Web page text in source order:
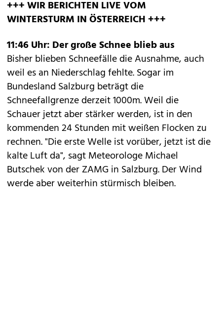
+++ WIR BERICHTEN LIVE VOM
WINTERSTURM IN ÖSTERREICH +++
11:46 Uhr: Der große Schnee blieb aus
Bisher blieben Schneefälle die Ausnahme, auch
weil es an Niederschlag fehlte. Sogar im
Bundesland Salzburg beträgt die
Schneefallgrenze derzeit 1000m. Weil die
Schauer jetzt aber stärker werden, ist in den
kommenden 24 Stunden mit weißen Flocken zu
rechnen. "Die erste Welle ist vorüber, jetzt ist die
kalte Luft da", sagt Meteorologe Michael
Butschek von der ZAMG in Salzburg. Der Wind
werde aber weiterhin stürmisch bleiben.